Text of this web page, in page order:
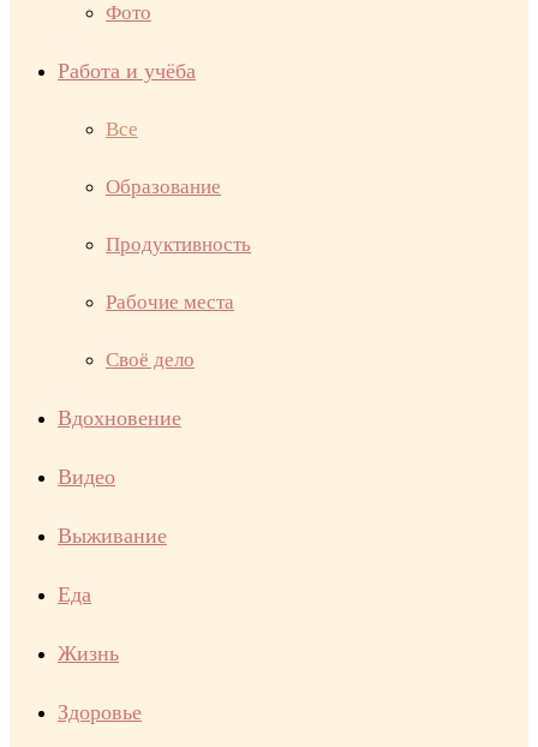
Фото
Работа и учёба
Все
Образование
Продуктивность
Рабочие места
Своё дело
Вдохновение
Видео
Выживание
Еда
Жизнь
Здоровье